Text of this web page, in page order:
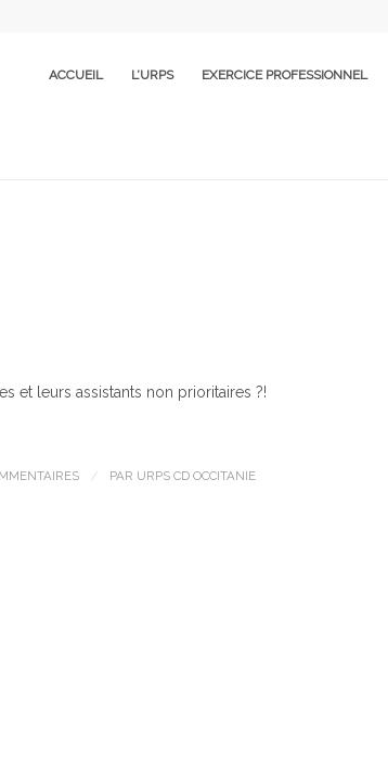
ACCUEIL L’URPS EXERCICE PROFESSIONNEL
et leurs assistants non prioritaires ?!
/ PAR URPS CD OCCITANIE